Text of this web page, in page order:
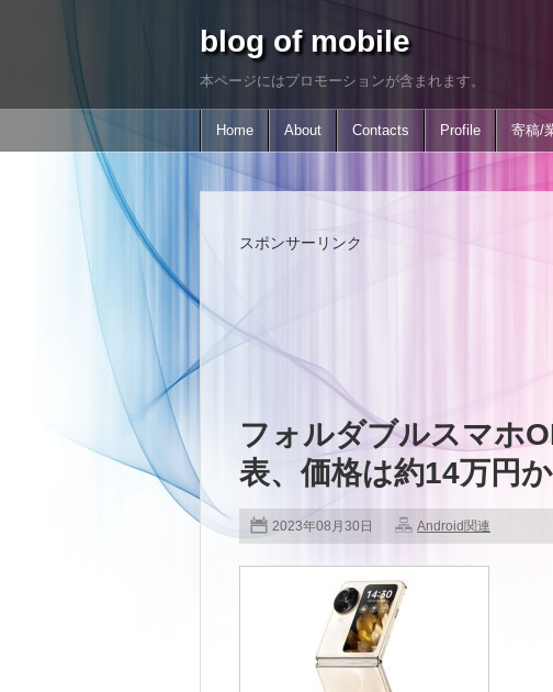
blog of mobile
本ページにはプロモーションが含まれます。
Home About Contacts Profile 寄稿/
スポンサーリンク
フォルダブルスマホ
表、価格は約14万円
2023年08月30日 Android関連